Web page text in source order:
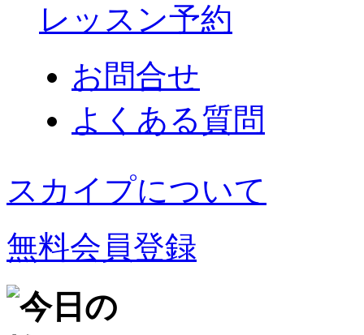
レッスン予約
お問合せ
よくある質問
スカイプについて
無料会員登録